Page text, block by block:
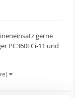
gerne
PC360LCi-11 und
Planum.
inte...